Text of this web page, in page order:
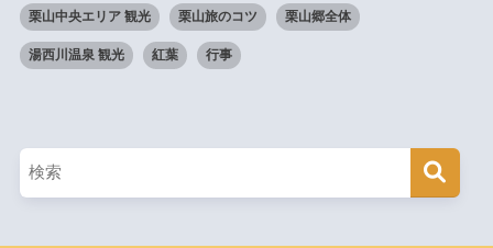
栗山中央エリア 観光 栗山旅のコツ 栗山郷全体
湯西川温泉 観光 紅葉 行事